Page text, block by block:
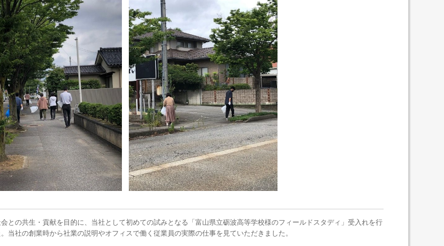
との共生・貢献を目的に、当社として初めての試みとなる「富山県立砺波高等学校様のフィールドスタディ」受入れを行
当社の創業時から社業の説明やオフィスで働く従業員の実際の仕事を見ていただきました。